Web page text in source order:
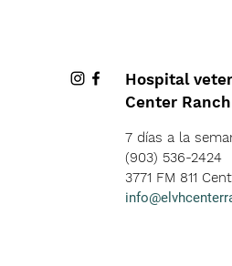
Hospital
Center Ranch
7 días a la
(903) 536-2424
3771 FM 811